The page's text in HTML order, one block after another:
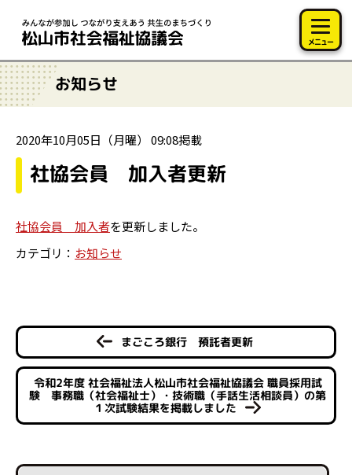
メニュー
お知らせ
2020年10月05日（月曜） 09:08掲載
社協会員 加入者更新
社協会員 加入者を更新しました。
カテゴリ： お知らせ
まごころ銀行 預託者更新
令和2年度 社会福祉法人松山市社会福祉協議会 職員採用試
験 事務職（社会福祉士）・技術職（手話生活相談員）の第
１次試験結果を掲載しました